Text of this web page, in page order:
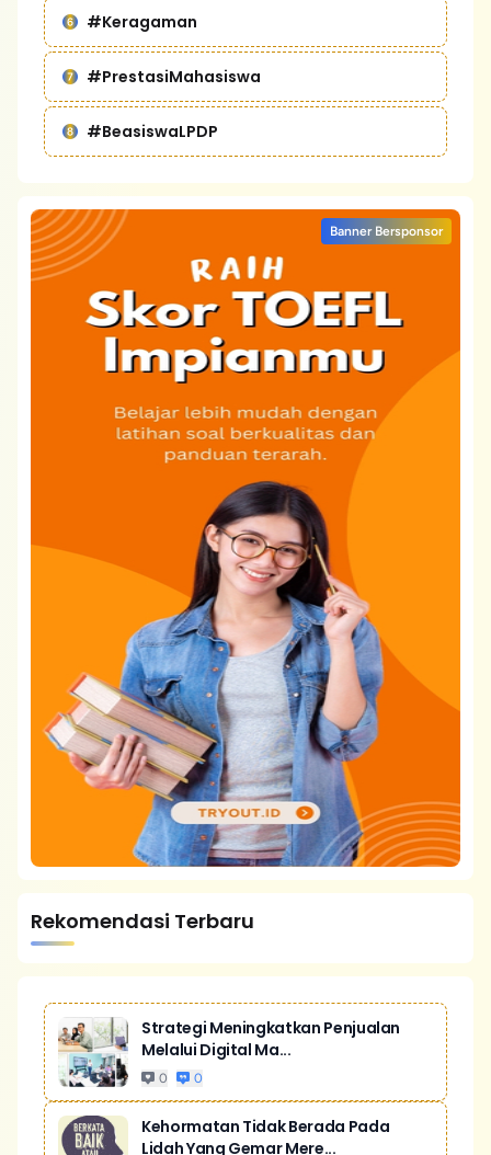
#Keragaman
#PrestasiMahasiswa
#BeasiswaLPDP
Banner Bersponsor
Rekomendasi Terbaru
Strategi Meningkatkan Penjualan
Melalui Digital Ma...
0 0
Kehormatan Tidak Berada Pada
Lidah Yang Gemar Mere...